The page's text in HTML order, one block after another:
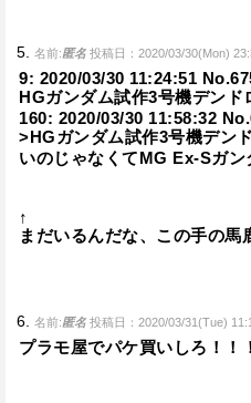
5. 名前:匿名 投稿日：2020/03/30(Mon)
9: 2020/03/30 11:24:51
HGガンダム試作3号機デンド
160: 2020/03/30 11:58:32
>HGガンダム試作3号機デン
いのじゃなくてMG Ex-Sガン
↑
まだいるんだな、この手の馬
6. 名前:匿名 投稿日：2020/03/31(Tue)
プラモ屋でパケ買いしろ！！